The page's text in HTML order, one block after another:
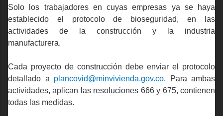
Solo los trabajadores en cuyas empresas ya se haya
establecido el protocolo de bioseguridad, en las
actividades de la construcción y la industria
manufacturera.
Cada proyecto de construcción debe enviar el protocolo
detallado a plancovid@minvivienda.gov.co. Para ambas
actividades, aplican las resoluciones 666 y 675, contienen
todas las medidas.